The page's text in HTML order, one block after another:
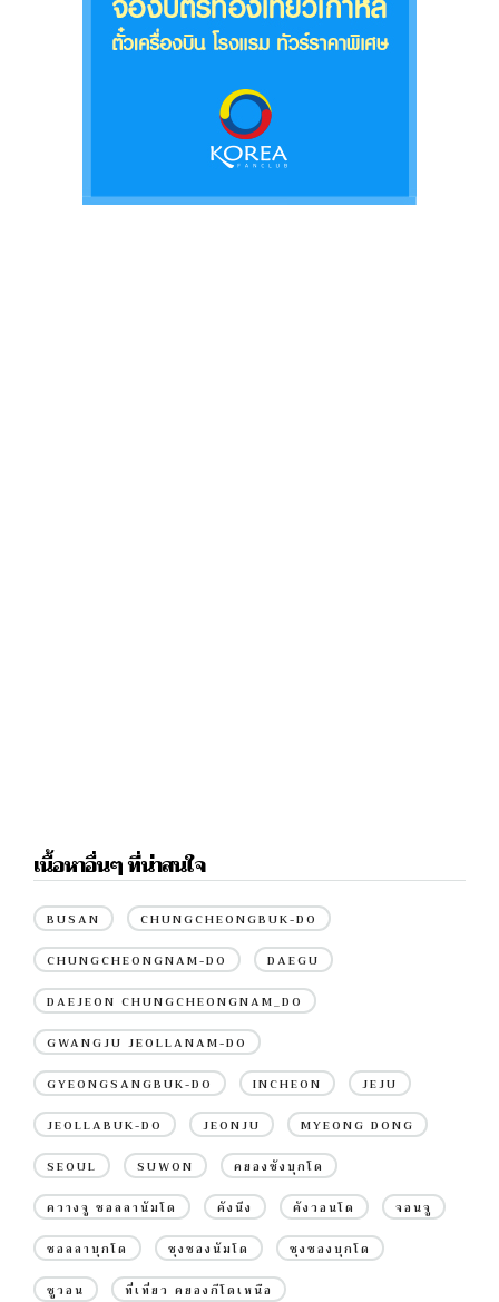
เนื้อหาอื่นๆ ที่น่าสนใจ
BUSAN CHUNGCHEONGBUK-DO
CHUNGCHEONGNAM-DO DAEGU
DAEJEON CHUNGCHEONGNAM_DO
GWANGJU JEOLLANAM-DO
GYEONGSANGBUK-DO INCHEON JEJU
JEOLLABUK-DO JEONJU MYEONG DONG
SEOUL SUWON คยองซังบุกโด
ควางจู ชอลลานัมโด คังนึง คังวอนโด จอนจู
ชอลลาบุกโด ชุงชองนัมโด ชุงชองบุกโด
ซูวอน ที่เที่ยว คยองกีโดเหนือ